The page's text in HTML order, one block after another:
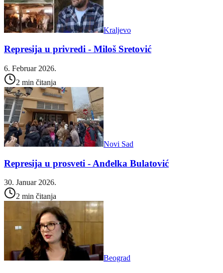
Kraljevo
Represija u privredi - Miloš Sretović
6. Februar 2026.
2 min čitanja
Novi Sad
Represija u prosveti - Anđelka Bulatović
30. Januar 2026.
2 min čitanja
Beograd